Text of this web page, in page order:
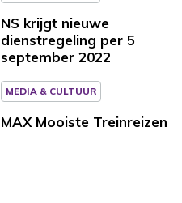
NS krijgt nieuwe
dienstregeling per 5
september 2022
MEDIA & CULTUUR
MAX Mooiste Treinreizen